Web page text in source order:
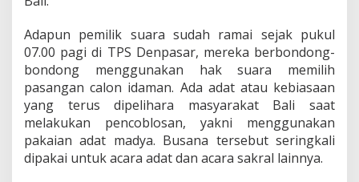
Adapun pemilik suara sudah ramai sejak pukul
07.00 pagi di TPS Denpasar, mereka berbondong-
bondong menggunakan hak suara memilih
pasangan calon idaman. Ada adat atau kebiasaan
yang terus dipelihara masyarakat Bali saat
melakukan pencoblosan, yakni menggunakan
pakaian adat madya. Busana tersebut seringkali
dipakai untuk acara adat dan acara sakral lainnya.